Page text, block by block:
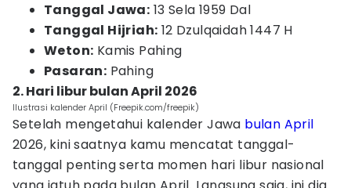
Tanggal Jawa: 13 Sela 1959 Dal
Tanggal Hijriah: 12 Dzulqaidah 1447 H
Weton: Kamis Pahing
Pasaran: Pahing
2. Hari libur bulan April 2026
Ilustrasi kalender April (Freepik.com/freepik)
Setelah mengetahui kalender Jawa bulan April
2026, kini saatnya kamu mencatat tanggal-
tanggal penting serta momen hari libur nasional